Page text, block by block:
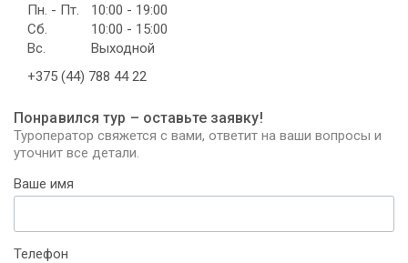
Пн. - Пт.
10:00 - 19:00
Сб.
10:00 - 15:00
Вс.
Выходной
+375 (44) 788 44 22
Понравился тур – оставьте заявку!
Туроператор свяжется с вами, ответит на ваши вопросы и
уточнит все детали.
Ваше имя
Телефон